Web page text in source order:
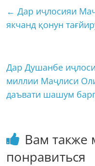
← Дар иҷлосияи
якчанд қонун
Дар Душанбе
миллии Маҷлиси
даъвати шашум
Вам также
понравиться